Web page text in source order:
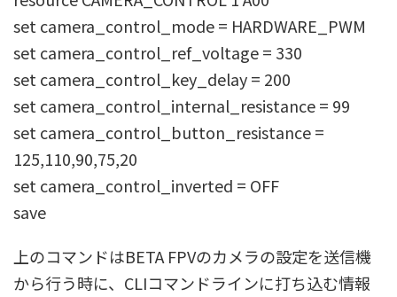
set camera_control_mode = HARDWARE_PWM
set camera_control_ref_voltage = 330
set camera_control_key_delay = 200
set camera_control_internal_resistance = 99
set camera_control_button_resistance =
125,110,90,75,20
set camera_control_inverted = OFF
save
上のコマンドはBETA FPVのカメラの設定を送信機
から行う時に、CLIコマンドラインに打ち込む情報